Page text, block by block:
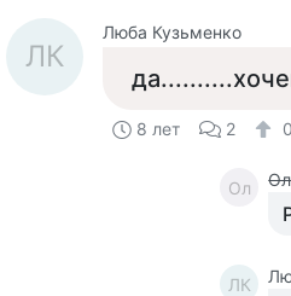
ЛК
Люба Кузьменко
8 лет 2 0
Ол
ЛК